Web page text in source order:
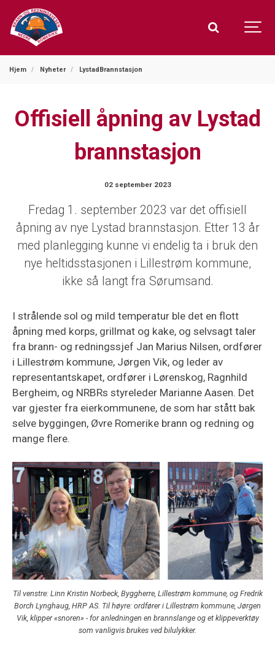
Hjem Nyheter LystadBrannstasjon
Offisiell åpning av Lystad
brannstasjon
02 september 2023
Fredag 1. september 2023 var det offisiell
åpning av nye Lystad brannstasjon. Etter 13 år
med planlegging kunne vi endelig ta i bruk den
nye heltidsstasjonen i Lillestrøm kommune,
ikke så langt fra Sørumsand.
I strålende sol og mild temperatur ble det en flott
åpning med korps, grillmat og kake, og selvsagt taler
fra brann- og redningssjef Jan Marius Nilsen, ordfører
i Lillestrøm kommune, Jørgen Vik, og leder av
representantskapet, ordfører i Lørenskog, Ragnhild
Bergheim, og NRBRs styreleder Marianne Aasen. Det
var gjester fra eierkommunene, de som har stått bak
selve byggingen, Øvre Romerike brann og redning og
mange flere.
Til venstre: Linn Kristin Norbeck, Byggherre, Lillestrøm kommune, og Fredrik
Borch Lynghaug, HRP AS. Til høyre: ordfører i Lillestrøm kommune, Jørgen
Vik, klipper «snoren» - for anledningen en brannslange og et klippeverktøy
som vanligvis brukes ved bilulykker.